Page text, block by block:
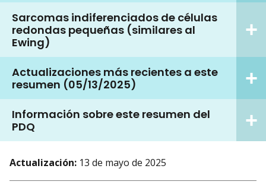
Sarcomas indiferenciados de células
redondas pequeñas (similares al
Ewing)
Actualizaciones más recientes a este
resumen (05/13/2025)
Información sobre este resumen del
PDQ
Actualización: 13 de mayo de 2025